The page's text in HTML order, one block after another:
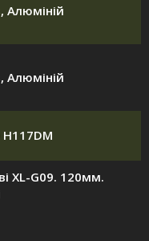
Алюміній
Алюміній
H117DM
XL-G09. 120мм.